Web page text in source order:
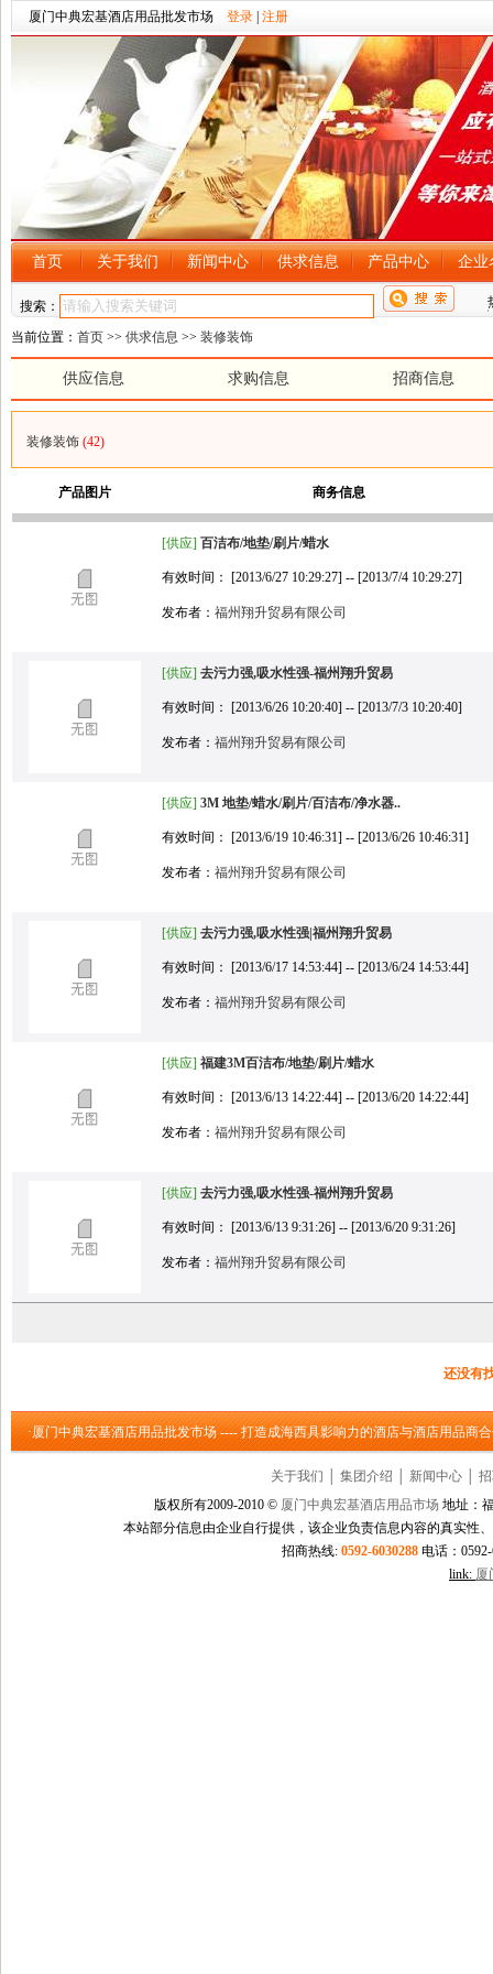
厦门中典宏基酒店用品批发市场 登录 注册
首页 关于我们 新闻中心 供求信息 产品中心 企业
搜索：
当前位置： 首页 >> 供求信息 >> 装修装饰
供应信息 求购信息 招商信息
装修装饰 (42)
产品图片 商务信息
[供应] 百洁布/地垫/刷片/蜡水
有效时间： [2013/6/27 10:29:27] -- [2013/7/4 10:29:27]
发布者： 福州翔升贸易有限公司
[供应] 去污力强,吸水性强-福州翔升贸易
有效时间： [2013/6/26 10:20:40] -- [2013/7/3 10:20:40]
发布者： 福州翔升贸易有限公司
[供应] 3M 地垫/蜡水/刷片/百洁布/净水器..
有效时间： [2013/6/19 10:46:31] -- [2013/6/26 10:46:31]
发布者： 福州翔升贸易有限公司
[供应] 去污力强,吸水性强|福州翔升贸易
有效时间： [2013/6/17 14:53:44] -- [2013/6/24 14:53:44]
发布者： 福州翔升贸易有限公司
[供应] 福建3M百洁布/地垫/刷片/蜡水
有效时间： [2013/6/13 14:22:44] -- [2013/6/20 14:22:44]
发布者： 福州翔升贸易有限公司
[供应] 去污力强,吸水性强-福州翔升贸易
有效时间： [2013/6/13 9:31:26] -- [2013/6/20 9:31:26]
发布者： 福州翔升贸易有限公司
还没有
·厦门中典宏基酒店用品批发市场 ---- 打造成海西具影响力的酒店与酒店用品商
关于我们 集团介绍 新闻中心│
版权所有2009-2010 © 厦门中典宏基酒店用品市场 地址：
本站部分信息由企业自行提供，该企业负责信息内容的真实性
招商热线: 0592-6030288 电话：
link: 厦